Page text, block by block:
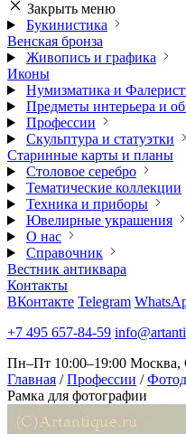
Закрыть меню
Букинистика
Венская бронза
Живопись и графика
Иконы
Нумизматика и
Предметы интерьера и
Профессии
Скульптура и статуэтки
Старинные карты и планы
Столовое серебро
Тематические коллекции
Техника и приборы
Ювелирные украшения
О нас
Справочник
Вестник антиквара
Контакты
ВКонтакте Telegram
+7 495 657-84-59
Пн–Пт 10:00–19:00 Москва,
Главная / Профессии /
Рамка для фотографии